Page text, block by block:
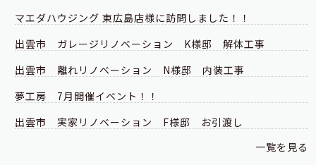
マエダハウジング 東広島店様に訪問しました！！
出雲市 ガレージリノベーション K様邸 解体工事
出雲市 離れリノベーション N様邸 内装工事
夢工房 7月開催イベント！！
出雲市 実家リノベーション F様邸 お引渡し
一覧を見る